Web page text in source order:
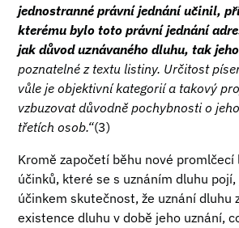
jednostranné právní jednání učinil,
kterému bylo toto právní jednání
jak důvod uznávaného dluhu, tak
poznatelné z textu listiny. Určitost
vůle je objektivní kategorií a takový
vzbuzovat důvodně pochybnosti o
třetích osob.“(3)
Kromě započetí běhu nové promlčecí
účinků, které se s uznáním dluhu
účinkem skutečnost, že uznání dluhu
existence dluhu v době jeho uznání,